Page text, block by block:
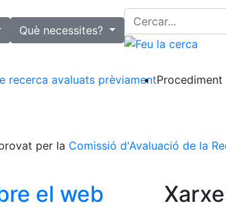
Què necessites?
recerca avaluats prèviamentProcediment
per la Comissió d'Avaluació de la
el web